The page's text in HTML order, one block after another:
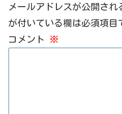
メールアドレスが公開され
が付いている欄は必須項目
コメント
※